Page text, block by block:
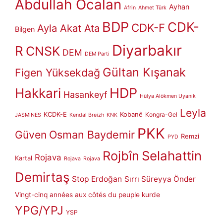
Abdullah Öcalan Afrin Ahmet Türk Ayhan
Bilgen Ayla Akat Ata BDP CDK-F CDK-
R CNSK DEM DEM Parti Diyarbakır
Figen Yüksekdağ Gültan Kışanak
Hakkari Hasankeyf HDP Hülya Alökmen Uyanık
JASMINES KCDK-E Kendal Breizh KNK Kobanê Kongra-Gel Leyla
Güven Osman Baydemir PKK PYD Remzi
Kartal Rojava Rojava Rojava Rojbîn Selahattin
Demirtaş Stop Erdoğan Sırrı Süreyya Önder
Vingt-cinq années aux côtés du peuple kurde
YPG/YPJ YSP